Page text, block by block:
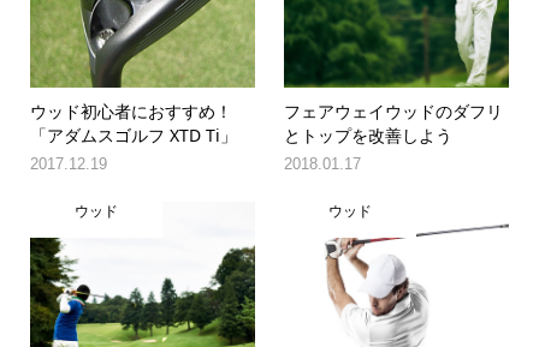
ウッド初心者におすすめ！
「アダムスゴルフ XTD Ti」
2017.12.19
フェアウェイウッドのダフリ
とトップを改善しよう
2018.01.17
ウッド ウッド